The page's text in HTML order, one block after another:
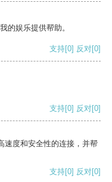
的娱乐提供帮助。
支持[0] 反对[0]
支持[0] 反对[0]
速度和安全性的连接，并帮
支持[0] 反对[0]